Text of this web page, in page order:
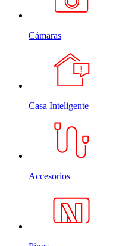
Cámaras
Casa Inteligente
Accesorios